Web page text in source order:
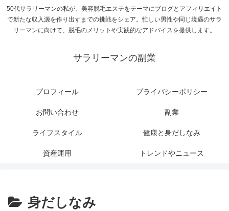
50代サラリーマンの私が、美容脱毛エステをテーマにブログとアフィリエイト
で新たな収入源を作り出すまでの挑戦をシェア。忙しい男性や同じ境遇のサラ
リーマンに向けて、脱毛のメリットや実践的なアドバイスを提供します。
サラリーマンの副業
プロフィール プライバシーポリシー
お問い合わせ 副業
ライフスタイル 健康と身だしなみ
資産運用 トレンドやニュース
身だしなみ